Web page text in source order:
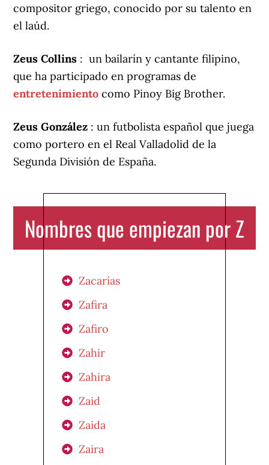
compositor griego, conocido por su talento en
el laúd.
Zeus Collins : un bailarín y cantante filipino,
que ha participado en programas de
entretenimiento como Pinoy Big Brother.
Zeus González : un futbolista español que juega
como portero en el Real Valladolid de la
Segunda División de España.
Nombres que empiezan por Z
Zacarías
Zafira
Zafiro
Zahir
Zahira
Zaid
Zaida
Zaira